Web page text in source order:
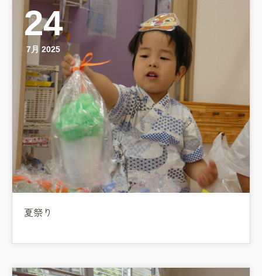
24
7月 2025
夏祭り
預かり保育［ヒラソル ]
美⽊多チコス
美⽊多チコスについて
美⽊多チコスブログ
未就園児クラス
0歳親子登園［マカロンクラス ]
1歳・2歳親子登園［マリポサクラ
ス ]
2歳児ひとり登園［ゆず組 ]
関係先リンク
学校法⼈鴨⾕学園 鳳幼稚園